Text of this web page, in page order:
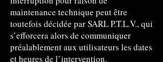
maintenance technique peut être
toutefois décidée par SARL P.T.L.V., qui
s’efforcera alors de communiquer
préalablement aux utilisateurs les dates
et heures de l’intervention.